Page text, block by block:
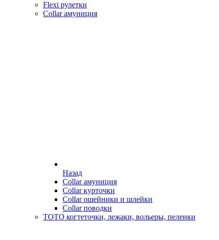
Flexi рулетки
Collar амуниция
Назад
Collar амуниция
Collar курточки
Collar ошейники и шлейки
Collar поводки
ТОТО когтеточки, лежаки, вольеры, пеленки